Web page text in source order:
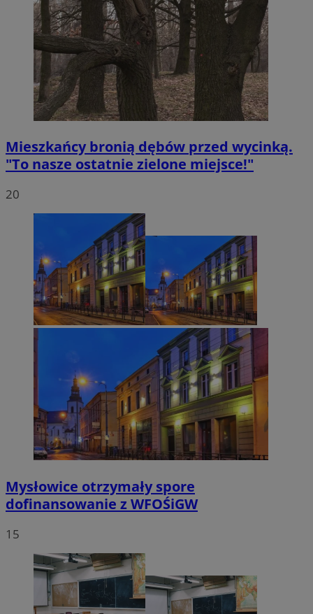
Mieszkańcy bronią dębów przed wycinką.
"To nasze ostatnie zielone miejsce!"
20
Mysłowice otrzymały spore
dofinansowanie z WFOŚiGW
15